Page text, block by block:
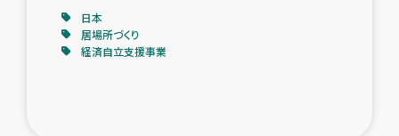
アグロフォレストリー（カカオ）事業
日本
居場所づくり
経済自立支援事業